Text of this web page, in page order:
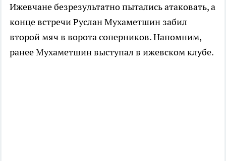
Ижевчане безрезультатно пытались атаковать, а
конце встречи Руслан Мухаметшин забил
второй мяч в ворота соперников. Напомним,
ранее Мухаметшин выступал в ижевском клубе.